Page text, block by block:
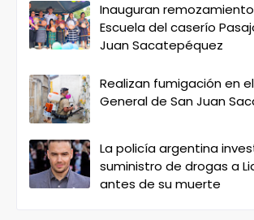
Inauguran
Escuela del caserío
Juan Sacatepéquez
Realizan fumigación en
General de San Juan
La policía argentina
suministro de drogas a
antes de su muerte